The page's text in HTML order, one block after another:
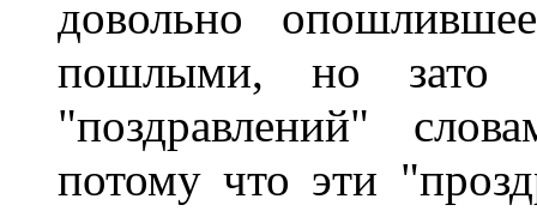
довольно
пошлыми, но зато
"поздравлений"
потому что эти